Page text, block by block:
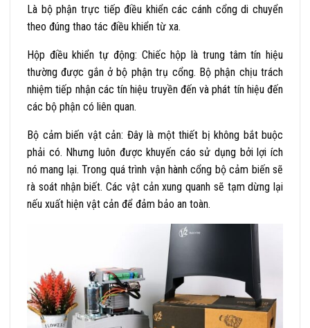
Là bộ phận trực tiếp điều khiển các cánh cổng di chuyển
theo đúng thao tác điều khiển từ xa.
Hộp điều khiển tự động: Chiếc hộp là trung tâm tín hiệu
thường được gắn ở bộ phận trụ cổng. Bộ phận chịu trách
nhiệm tiếp nhận các tín hiệu truyền đến và phát tín hiệu đến
các bộ phận có liên quan.
Bộ cảm biến vật cản: Đây là một thiết bị không bắt buộc
phải có. Nhưng luôn được khuyến cáo sử dụng bởi lợi ích
nó mang lại. Trong quá trình vận hành cổng bộ cảm biến sẽ
rà soát nhận biết. Các vật cản xung quanh sẽ tạm dừng lại
nếu xuất hiện vật cản để đảm bảo an toàn.